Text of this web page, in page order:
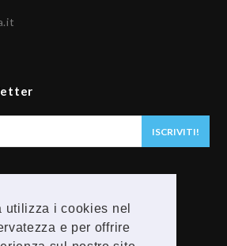
utilizza i cookies nel
e per offrire
ISCRIVITI!